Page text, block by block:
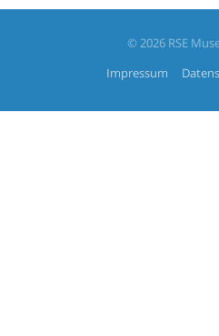
© 2026 RSE
Impressum